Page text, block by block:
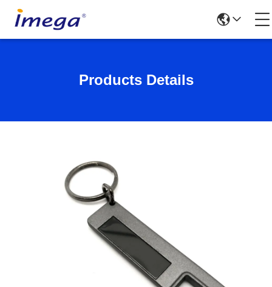
Products Details